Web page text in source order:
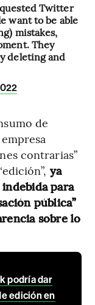
Twitter
want to be able
mistakes,
They
deleting and
de
contrarias”
ya
para
pública”
sobre lo
podría dar
edición en